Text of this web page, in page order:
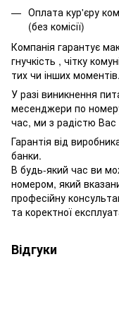
Оплата кур'єру
(без комісії)
Компанія гарантує
гнучкість , чітку
тих чи інших моментів.
У разі виникнення
месенджери по
час, ми з радістю
Гарантія від
банки.
В будь-який час ви
номером, який
професійну
та коректної
Відгуки